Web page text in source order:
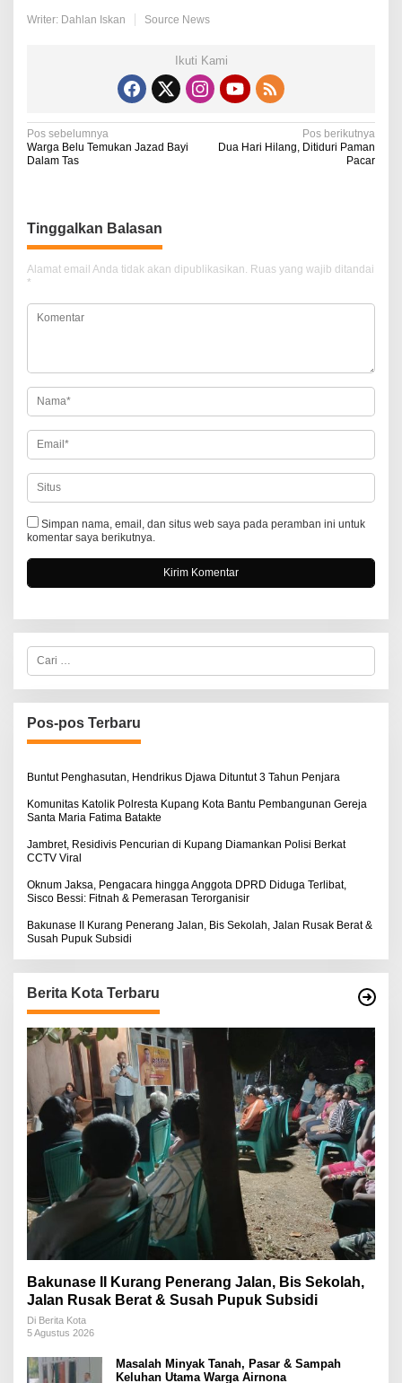
Writer: Dahlan Iskan Source News
Ikuti Kami
N
a
i
g
a
s
o
s
Pos sebelumnya
Warga Belu Temukan Jazad Bayi
Dalam Tas
Pos berikutnya
Dua Hari Hilang, Ditiduri Paman
Pacar
Tinggalkan Balasan
Alamat email Anda tidak akan dipublikasikan. Ruas yang wajib ditandai
*
Simpan nama, email, dan situs web saya pada peramban ini untuk
komentar saya berikutnya.
C
r
i
u
n
u
:
Pos-pos Terbaru
Buntut Penghasutan, Hendrikus Djawa Dituntut 3 Tahun Penjara
Komunitas Katolik Polresta Kupang Kota Bantu Pembangunan Gereja
Santa Maria Fatima Batakte
Jambret, Residivis Pencurian di Kupang Diamankan Polisi Berkat
CCTV Viral
Oknum Jaksa, Pengacara hingga Anggota DPRD Diduga Terlibat,
Sisco Bessi: Fitnah & Pemerasan Terorganisir
Bakunase II Kurang Penerang Jalan, Bis Sekolah, Jalan Rusak Berat &
Susah Pupuk Subsidi
Berita Kota Terbaru
Bakunase II Kurang Penerang Jalan, Bis Sekolah,
Jalan Rusak Berat & Susah Pupuk Subsidi
Di Berita Kota
5 Agustus 2026
Masalah Minyak Tanah, Pasar & Sampah
Keluhan Utama Warga Airnona